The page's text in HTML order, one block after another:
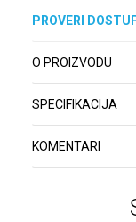
PROVERI
O PROIZVODU
SPECIFIKACIJA
KOMENTARI